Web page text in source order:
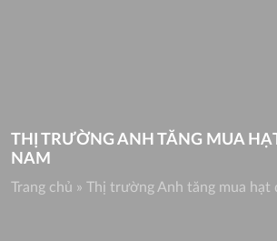
THỊ TRƯỜNG ANH TĂNG MUA
NAM
Trang chủ » Thị trường Anh tăng mua hạt